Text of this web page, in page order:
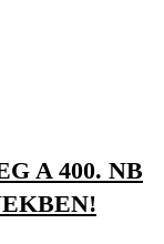
A 400. NB